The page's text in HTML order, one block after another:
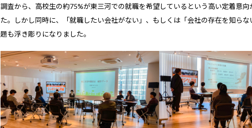
調査から、高校生の約75%が東三河での就職を希望しているという高い定着意向
た。しかし同時に、「就職したい会社がない」、もしくは「会社の存在を知ら
題も浮き彫りになりました。